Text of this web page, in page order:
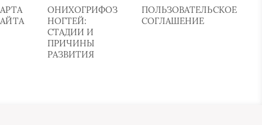
ОНИХОГРИФОЗ
НОГТЕЙ:
СТАДИИ И
ПРИЧИНЫ
РАЗВИТИЯ
ПОЛЬЗОВАТЕЛЬСКОЕ
СОГЛАШЕНИЕ